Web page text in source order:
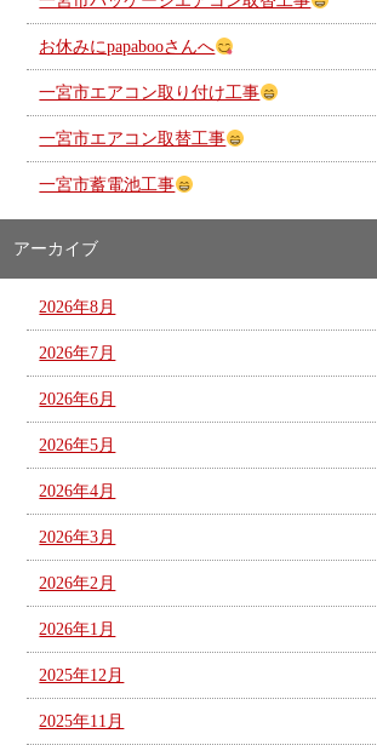
お休みにpapabooさんへ
一宮市エアコン取り付け工事
一宮市エアコン取替工事
一宮市蓄電池工事
アーカイブ
2026年8月
2026年7月
2026年6月
2026年5月
2026年4月
2026年3月
2026年2月
2026年1月
2025年12月
2025年11月